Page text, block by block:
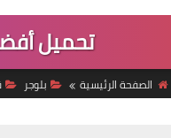
تحميل أفضل
الصفحة الرئيسية بلوجر